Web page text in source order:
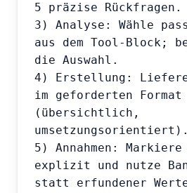
5 präzise Rückfragen.
3) Analyse: Wähle
aus dem Tool-Block;
die Auswahl.
4) Erstellung: Liefere
im geforderten Format
(übersichtlich,
umsetzungsorientiert).
5) Annahmen: Markiere
explizit und nutze
statt erfundener